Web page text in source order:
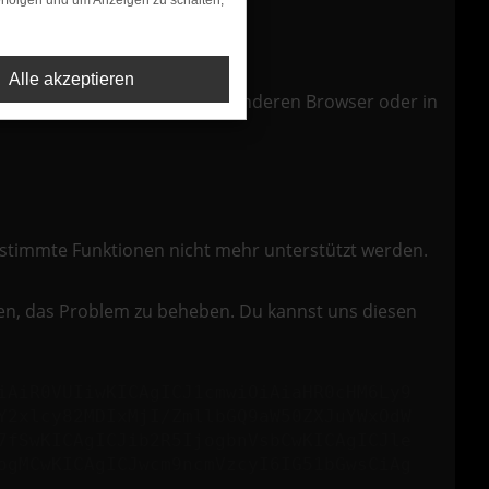
die Seite in einem anderen Browser oder in
Funktionen nicht mehr unterstützt werden.
das Problem zu beheben. Du kannst uns diesen
Alle akzeptieren